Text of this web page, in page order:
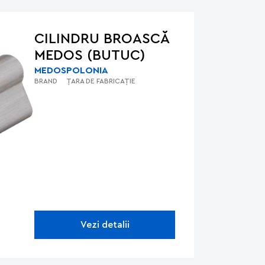
CILINDRU BROASCĂ
MEDOS (BUTUC)
MEDOS
BRAND
POLONIA
ȚARA DE FABRICAȚIE
Vezi detalii